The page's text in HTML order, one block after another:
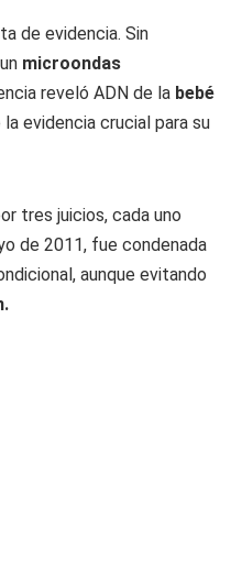
de evidencia. Sin
microondas
reveló ADN de la bebé
evidencia crucial para su
tres juicios, cada uno
de 2011, fue condenada
aunque evitando